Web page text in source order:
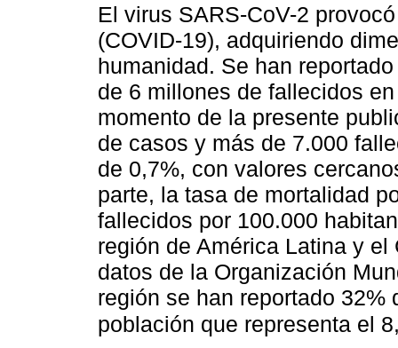
El virus SARS-CoV-2
(COVID-19), adquiriendo
humanidad. Se han
de 6 millones de fallecidos
momento de la presente
de casos y más de 7.000
de 0,7%, con valores
parte, la tasa de mortalidad
fallecidos por 100.000
región de América Latina y
datos de la Organización
región se han reportado
población que representa el